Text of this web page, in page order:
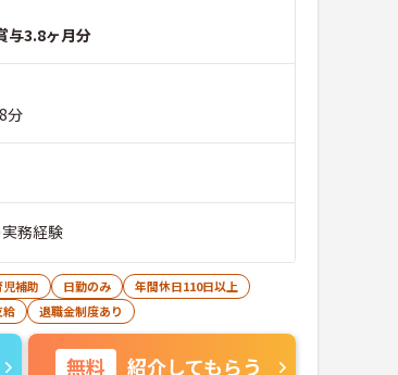
与3.8ヶ月分
分
務経験
補助 日勤のみ
年間休日110日以上
給 退職金制度あり
無料 紹介してもらう